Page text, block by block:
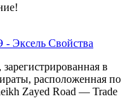
в
расположенная по
Zayed Road — Trade